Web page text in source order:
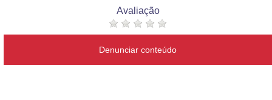
Avaliação
Denunciar conteúdo